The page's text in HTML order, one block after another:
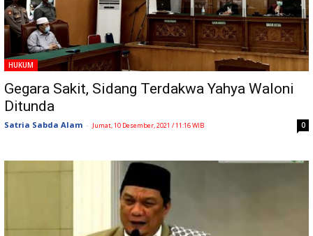
HUKUM
Gegara Sakit, Sidang Terdakwa Yahya Waloni
Ditunda
Satria Sabda Alam - Jumat, 10 Desember, 2021 / 11:16 WIB 0